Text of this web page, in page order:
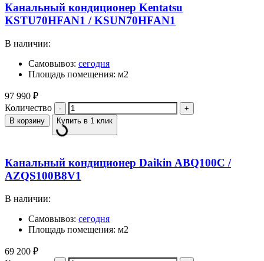
Канальный кондиционер Kentatsu
KSTU70HFAN1 / KSUN70HFAN1
В наличии:
Самовывоз: сегодня
Площадь помещения: м2
97 990 ₽
Количество
В корзину Купить в 1 клик
Канальный кондиционер Daikin ABQ100C /
AZQS100B8V1
В наличии:
Самовывоз: сегодня
Площадь помещения: м2
69 200 ₽